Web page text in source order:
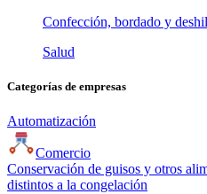
Confección, bordado y
Salud
Categorías de empresas
Automatización
Comercio
Conservación de guisos y otros
distintos a la congelación